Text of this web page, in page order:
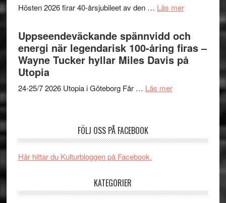
Brand
Day
–
kan
någonsin
Hösten 2026 firar 40-årsjubileet av den … Läs merom
års-
jubileum
av
Queen
Uppseendeväckande spännvidd och
energi när legendarisk 100-åring firas –
Wayne Tucker hyllar Miles Davis på
Utopia
24-25/7 2026 Utopia i Göteborg Får … Läs merom
firas
FÖLJ OSS PÅ FACEBOOK
Här hittar du Kulturbloggen på Facebook.
KATEGORIER